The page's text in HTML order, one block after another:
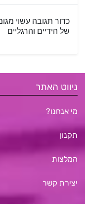
כדור תגובה עשוי
של הידיים והרגליים
ניווט האתר
מי אנחנו?
תקנון
המלצות
יצירת קשר